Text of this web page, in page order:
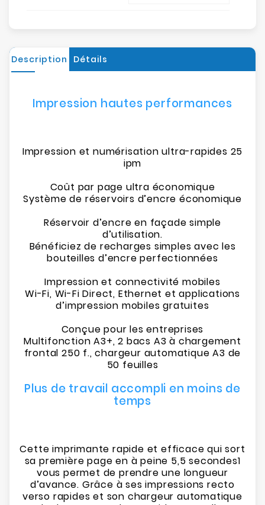
Description Détails
Impression hautes performances
Impression et numérisation ultra-rapides 25
ipm
Coût par page ultra économique
Système de réservoirs d’encre économique
Réservoir d’encre en façade simple
d’utilisation.
Bénéficiez de recharges simples avec les
bouteilles d’encre perfectionnées
Impression et connectivité mobiles
Wi-Fi, Wi-Fi Direct, Ethernet et applications
d’impression mobiles gratuites
Conçue pour les entreprises
Multifonction A3+, 2 bacs A3 à chargement
frontal 250 f., chargeur automatique A3 de
50 feuilles
Plus de travail accompli en moins de
temps
Cette imprimante rapide et efficace qui sort
sa première page en à peine 5,5 secondes1
vous permet de prendre une longueur
d’avance. Grâce à ses impressions recto
verso rapides et son chargeur automatique